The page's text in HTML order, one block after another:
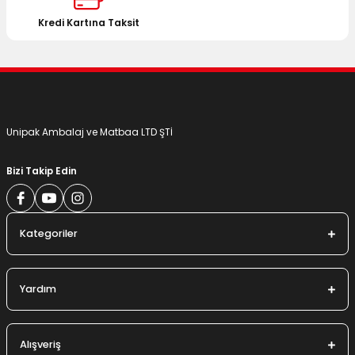
Bu ürüne benzer farklı alternatifler olmalı.
Kredi Kartına Taksit
Unipak Ambalaj ve Matbaa LTD ŞTİ
Bizi Takip Edin
Kategoriler
Yardım
Alışveriş